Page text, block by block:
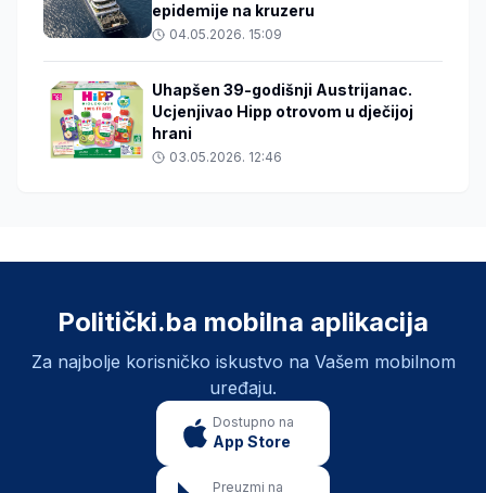
epidemije na kruzeru
04.05.2026. 15:09
Uhapšen 39-godišnji Austrijanac.
Ucjenjivao Hipp otrovom u dječijoj
hrani
03.05.2026. 12:46
Politički.ba mobilna aplikacija
Za najbolje korisničko iskustvo na Vašem mobilnom
uređaju.
Dostupno na
App Store
Preuzmi na